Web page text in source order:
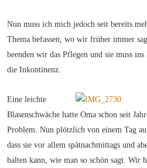
Nun muss ich mich jedoch seit bereits
Thema befassen, wo wir früher immer
beenden wir das Pflegen und sie muss
die Inkontinenz.
Eine leichte
Blasenschwäche hatte Oma schon seit
Problem. Nun plötzlich von einem Tag
dass sie vor allem spätnachmittags und
halten kann, wie man so schön sagt. Wir